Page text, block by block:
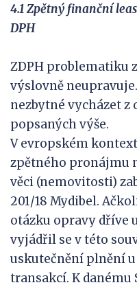
4.1 Zpětný finanční
DPH
ZDPH problematiku
výslovně
nezbytné vycházet z
popsaných výše.
V evropském
zpětného pronájmu
věci (nemovitosti)
201/18 Mydibel.
otázku opravy dříve
vyjádřil se v této
uskutečnění plnění u
transakcí. K danému